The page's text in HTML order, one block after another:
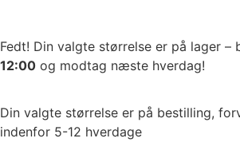
Fedt! Din valgte størrelse er på lager –
12:00 og modtag næste hverdag!
Din valgte størrelse er på bestilling,
indenfor 5-12 hverdage